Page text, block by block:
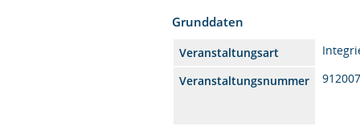
Grunddaten
Veranstaltungsart
Veranstaltungsnummer